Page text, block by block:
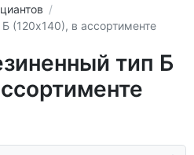
(120х140), в ассортименте
тип Б